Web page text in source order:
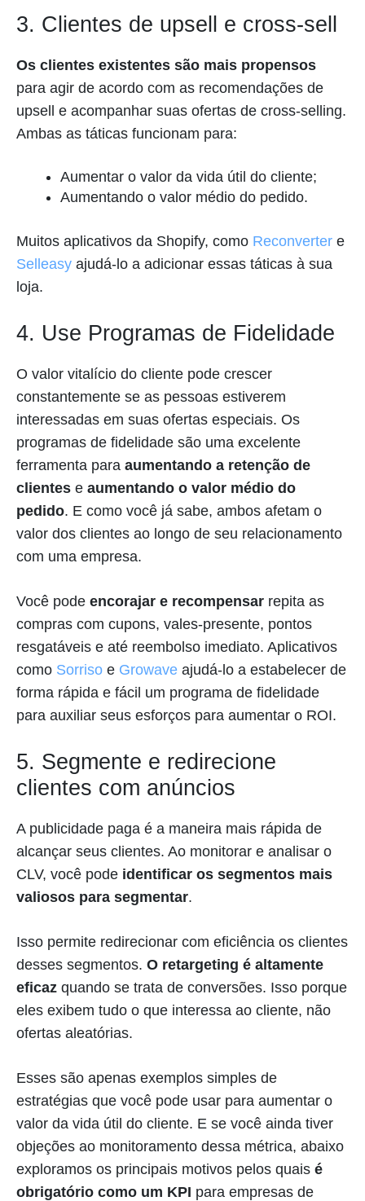
3. Clientes de upsell e cross-sell
Os clientes existentes são mais propensos
para agir de acordo com as recomendações de
upsell e acompanhar suas ofertas de cross-selling.
Ambas as táticas funcionam para:
Aumentar o valor da vida útil do cliente;
Aumentando o valor médio do pedido.
Muitos aplicativos da Shopify, como Reconverter e
Selleasy ajudá-lo a adicionar essas táticas à sua
loja.
4. Use Programas de Fidelidade
O valor vitalício do cliente pode crescer
constantemente se as pessoas estiverem
interessadas em suas ofertas especiais. Os
programas de fidelidade são uma excelente
ferramenta para aumentando a retenção de
clientes e aumentando o valor médio do
pedido. E como você já sabe, ambos afetam o
valor dos clientes ao longo de seu relacionamento
com uma empresa.
Você pode encorajar e recompensar repita as
compras com cupons, vales-presente, pontos
resgatáveis e até reembolso imediato. Aplicativos
como Sorriso e Growave ajudá-lo a estabelecer de
forma rápida e fácil um programa de fidelidade
para auxiliar seus esforços para aumentar o ROI.
5. Segmente e redirecione
clientes com anúncios
A publicidade paga é a maneira mais rápida de
alcançar seus clientes. Ao monitorar e analisar o
CLV, você pode identificar os segmentos mais
valiosos para segmentar.
Isso permite redirecionar com eficiência os clientes
desses segmentos. O retargeting é altamente
eficaz quando se trata de conversões. Isso porque
eles exibem tudo o que interessa ao cliente, não
ofertas aleatórias.
Esses são apenas exemplos simples de
estratégias que você pode usar para aumentar o
valor da vida útil do cliente. E se você ainda tiver
objeções ao monitoramento dessa métrica, abaixo
exploramos os principais motivos pelos quais é
obrigatório como um KPI para empresas de